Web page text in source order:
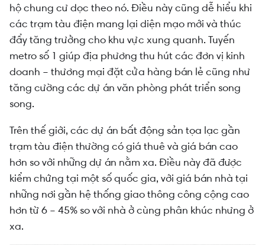
hộ chung cư dọc theo nó. Điều này cũng dễ hiểu khi
các trạm tàu điện mang lại diện mạo mới và thúc
đẩy tăng trưởng cho khu vực xung quanh. Tuyến
metro số 1 giúp địa phương thu hút các đơn vị kinh
doanh – thương mại đặt cửa hàng bán lẻ cũng như
tăng cường các dự án văn phòng phát triển song
song.
Trên thế giới, các dự án bất động sản tọa lạc gần
trạm tàu điện thường có giá thuê và giá bán cao
hơn so với những dự án nằm xa. Điều này đã được
kiểm chứng tại một số quốc gia, với giá bán nhà tại
những nơi gần hệ thống giao thông công cộng cao
hơn từ 6 – 45% so với nhà ở cùng phân khúc nhưng ở
xa.